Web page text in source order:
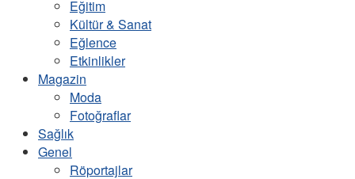
Eğitim
Kültür & Sanat
Eğlence
Etkinlikler
Magazin
Moda
Fotoğraflar
Sağlık
Genel
Röportajlar